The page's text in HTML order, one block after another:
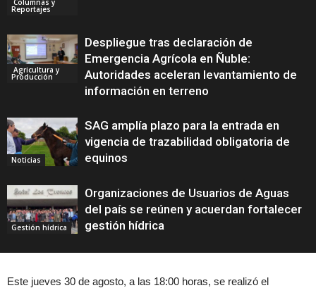
Reportajes
Agricultura y
Producción
Despliegue tras declaración de
Emergencia Agrícola en Ñuble:
Autoridades aceleran levantamiento de
información en terreno
Noticias
SAG amplía plazo para la entrada en
vigencia de trazabilidad obligatoria de
equinos
Gestión hídrica
Organizaciones de Usuarios de Aguas
del país se reúnen y acuerdan fortalecer
gestión hídrica
Este jueves 30 de agosto, a las 18:00 horas, se realizó el